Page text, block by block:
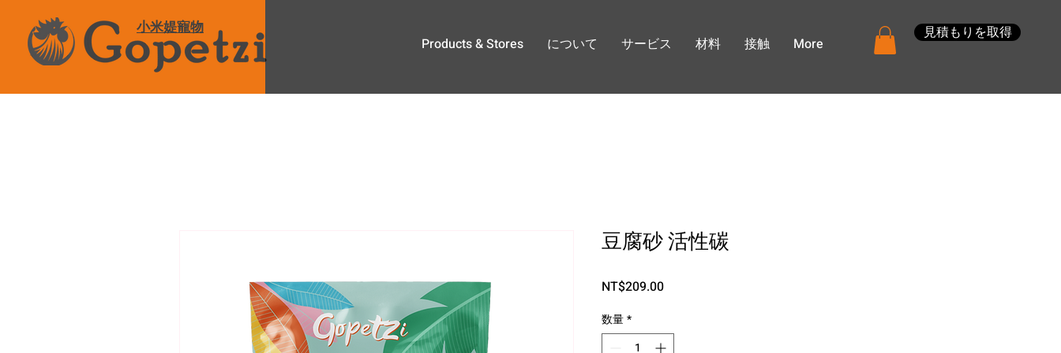
小米媞寵物
Products & Stores について サービス 材料 接触 More
見積もりを取得
豆腐砂 活性碳
NT$209.00価
数量*